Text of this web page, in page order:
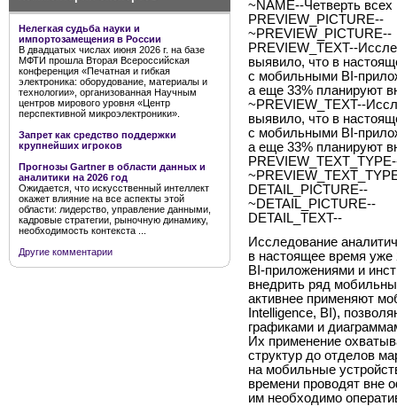
Нелегкая судьба науки и
импортозамещения в России
В двадцатых числах июня 2026 г. на базе
МФТИ прошла Вторая Всероссийская
конференция «Печатная и гибкая
электроника: оборудование, материалы и
технологии», организованная Научным
центров мирового уровня «Центр
перспективной микроэлектроники».
Запрет как средство поддержки
крупнейших игроков
Прогнозы Gartner в области данных и
аналитики на 2026 год
Ожидается, что искусственный интеллект
окажет влияние на все аспекты этой
области: лидерство, управление данными,
кадровые стратегии, рыночную динамику,
необходимость контекста ...
Другие комментарии
~NAME--Четверть
PREVIEW_PICTURE--
~PREVIEW_PICTURE--
PREVIEW_TEXT--
выявило, что в
с мобильными BI-
а еще 33% планируют
~PREVIEW_TEXT--
выявило, что в
с мобильными BI-
а еще 33% планируют
DETAIL_PICTURE--
~DETAIL_PICTURE--
DETAIL_TEXT--
Исследование
в настоящее время уже
BI-приложениями и
внедрить ряд
активнее применяют
Intelligence, BI),
графиками и
Их применение
структур до отделов
на мобильные
времени проводят вне
им необходимо